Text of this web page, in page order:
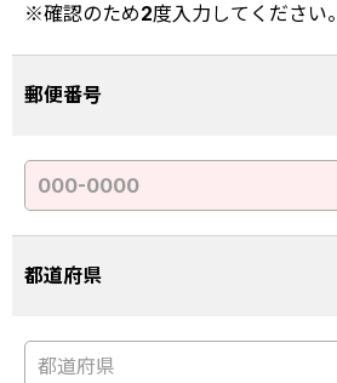
※確認のため2度入力してください。
郵便番号
都道府県